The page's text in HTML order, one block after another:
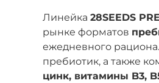
Линейка 28SEEDS
рынке форматов
ежедневного
пребиотик, а также
цинк, витамины B3,